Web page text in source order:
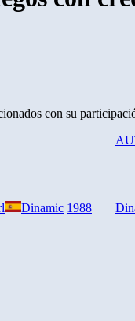
con su
Dinamic 1988